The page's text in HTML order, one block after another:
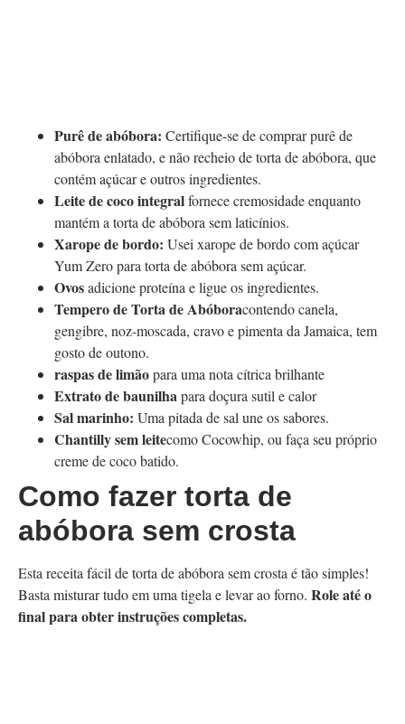
Purê de abóbora: Certifique-se de comprar purê de
abóbora enlatado, e não recheio de torta de abóbora, que
contém açúcar e outros ingredientes.
Leite de coco integralfornece cremosidade enquanto
mantém a torta de abóbora sem laticínios.
Xarope de bordo: Usei xarope de bordo com açúcar
Yum Zero para torta de abóbora sem açúcar.
Ovosadicione proteína e ligue os ingredientes.
Tempero de Torta de Abóboracontendo canela,
gengibre, noz-moscada, cravo e pimenta da Jamaica, tem
gosto de outono.
raspas de limãopara uma nota cítrica brilhante
Extrato de baunilhapara doçura sutil e calor
Sal marinho: Uma pitada de sal une os sabores.
Chantilly sem leitecomo Cocowhip, ou faça seu próprio
creme de coco batido.
Como fazer torta de
abóbora sem crosta
Esta receita fácil de torta de abóbora sem crosta é tão simples!
Basta misturar tudo em uma tigela e levar ao forno. Role até o
final para obter instruções completas.